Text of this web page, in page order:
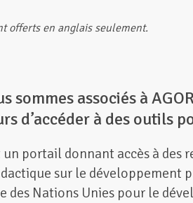
offerts en anglais seulement.
sommes associés à
d’accéder à des outils
un portail donnant accès à des
sur le développement
des Nations Unies pour le